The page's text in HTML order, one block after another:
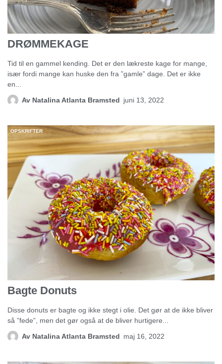
DRØMMEKAGE
Tid til en gammel kending. Det er den lækreste kage for mange,
især fordi mange kan huske den fra ”gamle” dage. Det er ikke
en...
Av Natalina Atlanta Bramsted juni 13, 2022
OPSKRIFTER
Bagte Donuts
Disse donuts er bagte og ikke stegt i olie. Det gør at de ikke bliver
så ”fede”, men det gør også at de bliver hurtigere...
Av Natalina Atlanta Bramsted maj 16, 2022